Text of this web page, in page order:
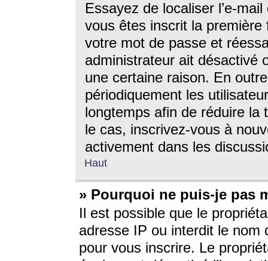
Essayez de localiser l’e-
vous êtes inscrit la première
votre mot de passe et
administrateur ait désactivé
une certaine raison. En
périodiquement les
longtemps afin de réduire la
le cas, inscrivez-vous à
activement dans les
Haut
» Pourquoi ne puis-je pas
Il est possible que le
adresse IP ou interdit le nom
pour vous inscrire. Le